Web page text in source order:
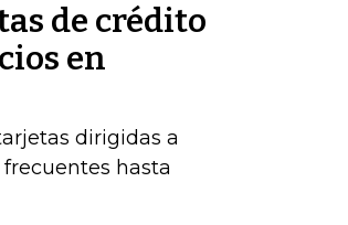
de crédito
en
dirigidas a
hasta